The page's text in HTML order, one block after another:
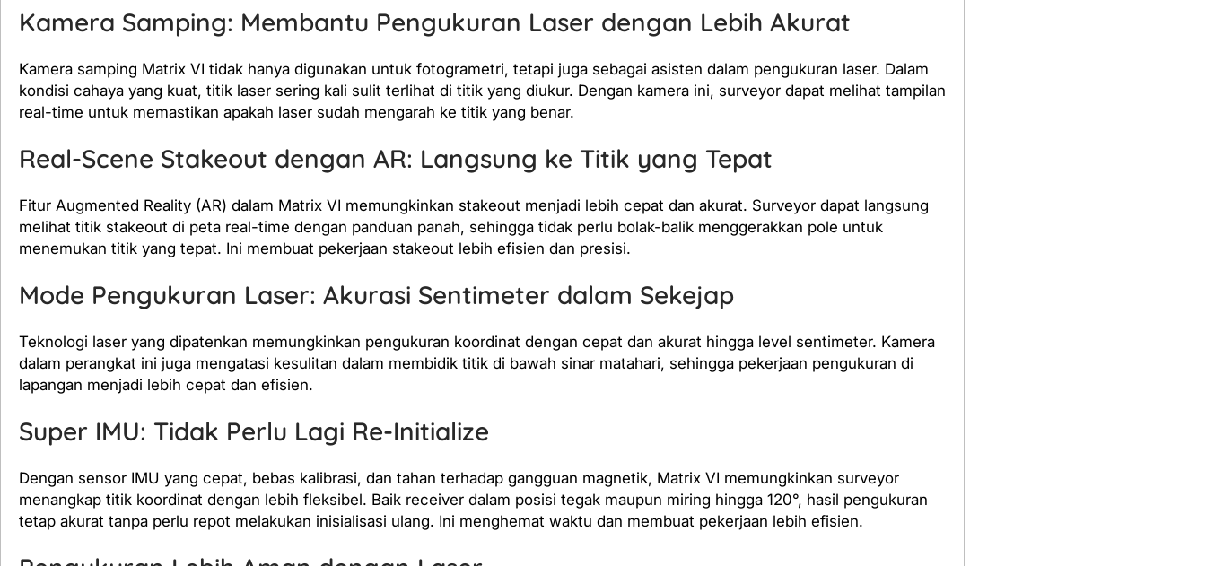
Kamera Samping: Membantu Pengukuran Laser dengan Lebih Akurat
Kamera samping Matrix VI tidak hanya digunakan untuk fotogrametri, tetapi juga sebagai asisten dalam pengukuran laser. Dalam
kondisi cahaya yang kuat, titik laser sering kali sulit terlihat di titik yang diukur. Dengan kamera ini, surveyor dapat melihat tampilan
real-time untuk memastikan apakah laser sudah mengarah ke titik yang benar.
Real-Scene Stakeout dengan AR: Langsung ke Titik yang Tepat
Fitur Augmented Reality (AR) dalam Matrix VI memungkinkan stakeout menjadi lebih cepat dan akurat. Surveyor dapat langsung
melihat titik stakeout di peta real-time dengan panduan panah, sehingga tidak perlu bolak-balik menggerakkan pole untuk
menemukan titik yang tepat. Ini membuat pekerjaan stakeout lebih efisien dan presisi.
Mode Pengukuran Laser: Akurasi Sentimeter dalam Sekejap
Teknologi laser yang dipatenkan memungkinkan pengukuran koordinat dengan cepat dan akurat hingga level sentimeter. Kamera
dalam perangkat ini juga mengatasi kesulitan dalam membidik titik di bawah sinar matahari, sehingga pekerjaan pengukuran di
lapangan menjadi lebih cepat dan efisien.
Super IMU: Tidak Perlu Lagi Re-Initialize
Dengan sensor IMU yang cepat, bebas kalibrasi, dan tahan terhadap gangguan magnetik, Matrix VI memungkinkan surveyor
menangkap titik koordinat dengan lebih fleksibel. Baik receiver dalam posisi tegak maupun miring hingga 120°, hasil pengukuran
tetap akurat tanpa perlu repot melakukan inisialisasi ulang. Ini menghemat waktu dan membuat pekerjaan lebih efisien.